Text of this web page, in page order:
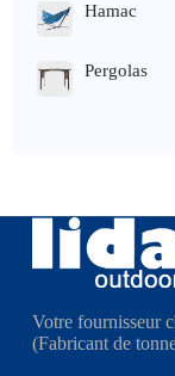
Hamac
Pergolas
Votre fournisseur
(Fabricant de